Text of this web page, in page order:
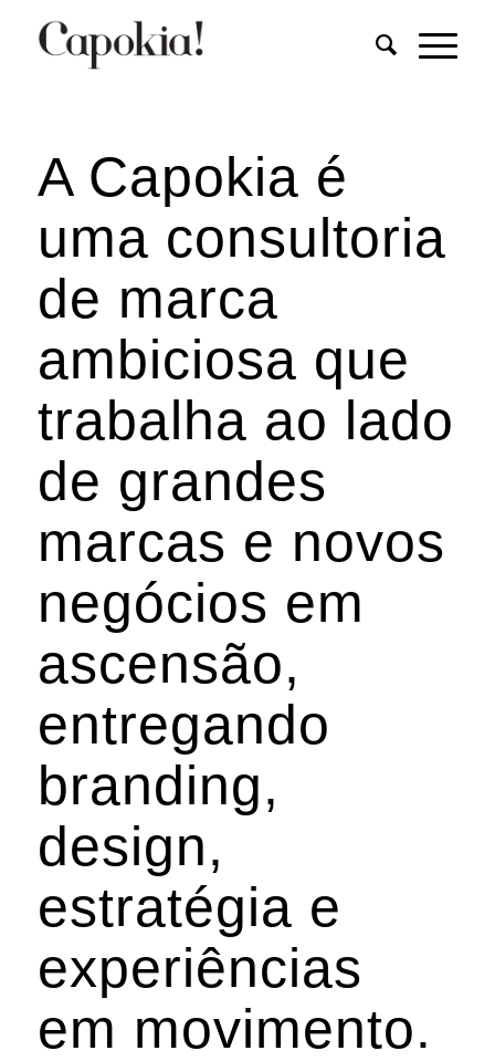
A Capokia é
uma consultoria
de marca
ambiciosa que
trabalha ao lado
de grandes
marcas e novos
negócios em
ascensão,
entregando
branding,
design,
estratégia e
experiências
em movimento.